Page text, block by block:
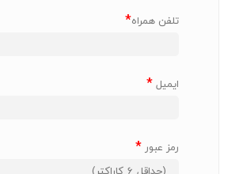
تلفن همراه*
ایمیل*
رمز عبور *